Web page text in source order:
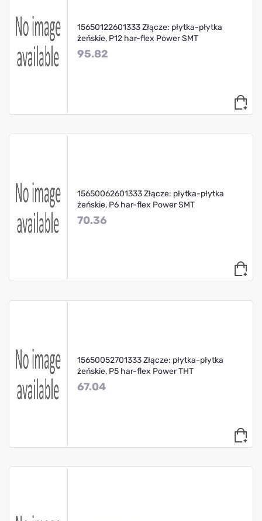
15650122601333 Złącze: płytka-płytka
żeńskie, P12 har-flex Power SMT
95.82
15650062601333 Złącze: płytka-płytka
żeńskie, P6 har-flex Power SMT
70.36
15650052701333 Złącze: płytka-płytka
żeńskie, P5 har-flex Power THT
67.04